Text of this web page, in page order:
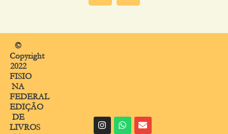
©
Copyright
2022
FISIO
NA
FEDERAL
EDIÇÃO
DE
LIVROS